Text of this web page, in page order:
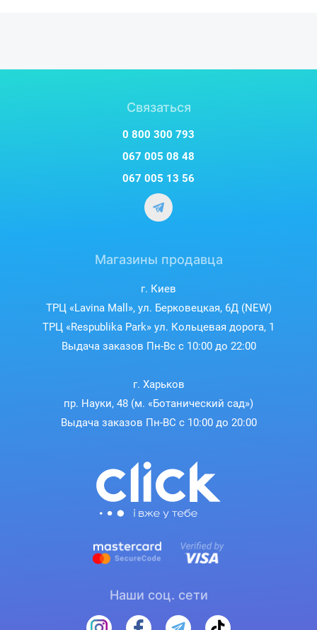
Связаться
0 800 300 793
067 005 08 48
067 005 13 56
Магазины продавца
г. Киев
ТРЦ «Lavina Mall», ул. Берковецкая, 6Д (NEW)
ТРЦ «Respublika Park» ул. Кольцевая дорога, 1
Выдача заказов Пн-Вс с 10:00 до 22:00
г. Харьков
пр. Науки, 48 (м. «Ботанический сад»)
Выдача заказов Пн-ВС с 10:00 до 20:00
Наши соц. сети